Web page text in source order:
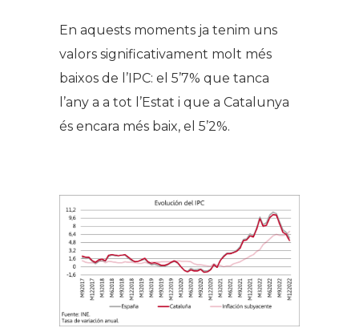
En aquests moments ja tenim uns
valors significativament molt més
baixos de l’IPC: el 5’7% que tanca
l’any a a tot l’Estat i que a Catalunya
és encara més baix, el 5’2%.